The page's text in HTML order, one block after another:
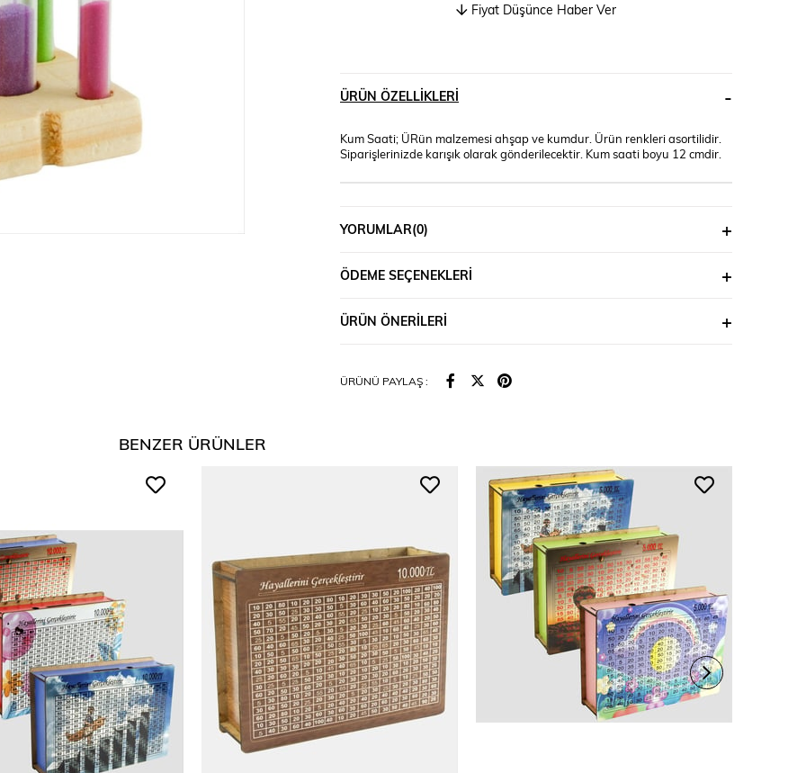
Fiyat Düşünce Haber Ver
ÜRÜN ÖZELLIKLERI
Kum Saati; ÜRün malzemesi ahşap ve kumdur. Ürün renkleri asortilidir.
Siparişlerinizde karışık olarak gönderilecektir. Kum saati boyu 12 cmdir.
YORUMLAR(0)
ÖDEME SEÇENEKLERI
ÜRÜN ÖNERILERI
ÜRÜNÜ PAYLAŞ :
BENZER ÜRÜNLER